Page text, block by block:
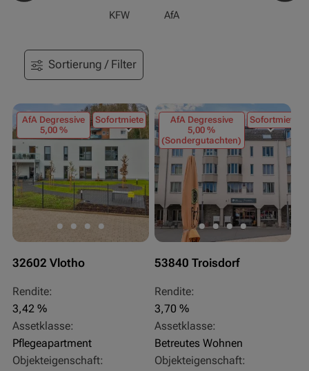
KFW
AfA
Sortierung / Filter
AfA Degressive
5,00 %
Sofortmiete
32602 Vlotho
Rendite:
3,42 %
Assetklasse:
Pflegeapartment
Objekteigenschaft:
AfA Degressive
5,00 %
(Sondergutachten)
Sofortmiete
53840 Troisdorf
Rendite:
3,70 %
Assetklasse:
Betreutes Wohnen
Objekteigenschaft: